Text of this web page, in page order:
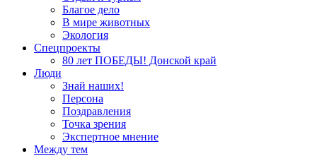
Благое дело
В мире животных
Экология
Спецпроекты
80 лет ПОБЕДЫ! Донской край
Люди
Знай наших!
Персона
Поздравления
Точка зрения
Экспертное мнение
Между тем